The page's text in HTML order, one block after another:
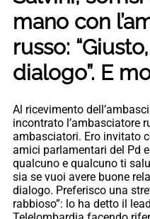
mano con
russo:
dialogo”. E
Al ricevimento
incontrato l’ambasciatore
ambasciatori. Ero invitato
amici parlamentari del Pd
qualcuno e qualcuno ti
sia se vuoi avere buone
dialogo. Preferisco una
rabbioso”: lo ha detto il